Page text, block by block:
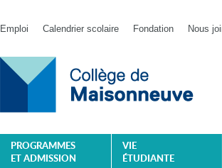
Emploi Calendrier scolaire Fondation Nous
PROGRAMMES
ET ADMISSION
VIE
ÉTUDIANTE